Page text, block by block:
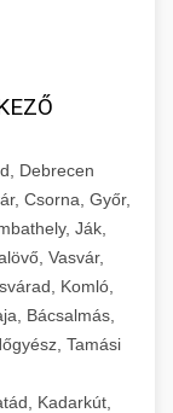
Debrecen
Csorna, Győr,
Ják,
Vasvár,
Komló,
Bácsalmás,
Tamási
Kadarkút,